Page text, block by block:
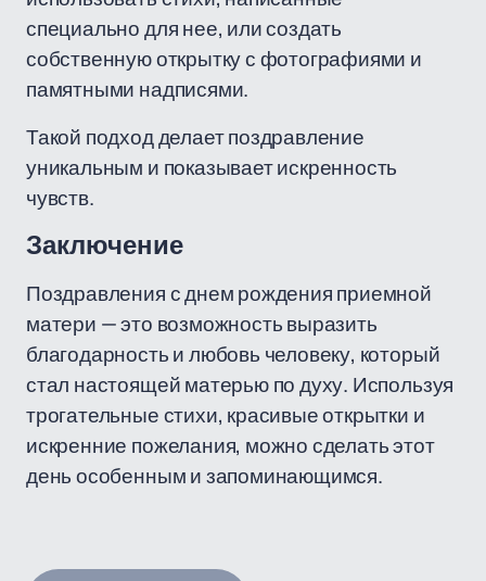
специально для нее, или создать
собственную открытку с фотографиями и
памятными надписями.
Такой подход делает поздравление
уникальным и показывает искренность
чувств.
Заключение
Поздравления с днем рождения приемной
матери — это возможность выразить
благодарность и любовь человеку, который
стал настоящей матерью по духу. Используя
трогательные стихи, красивые открытки и
искренние пожелания, можно сделать этот
день особенным и запоминающимся.